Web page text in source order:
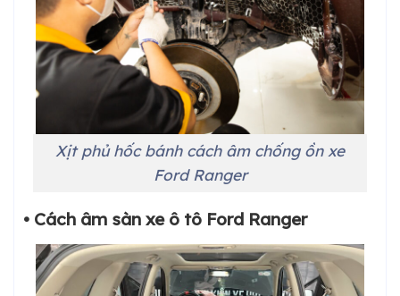
Xịt phủ hốc bánh cách âm chống ồn xe
Ford Ranger
• Cách âm sàn xe ô tô Ford Ranger